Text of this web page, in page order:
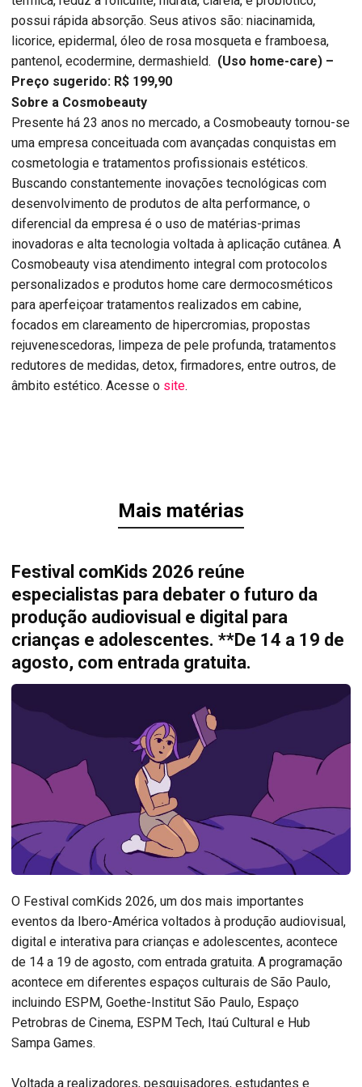
possui rápida absorção. Seus ativos são: niacinamida,
licorice, epidermal, óleo de rosa mosqueta e framboesa,
pantenol, ecodermine, dermashield. (Uso home-care) –
Preço sugerido: R$ 199,90
Sobre a Cosmobeauty
Presente há 23 anos no mercado, a Cosmobeauty tornou-se
uma empresa conceituada com avançadas conquistas em
cosmetologia e tratamentos profissionais estéticos.
Buscando constantemente inovações tecnológicas com
desenvolvimento de produtos de alta performance, o
diferencial da empresa é o uso de matérias-primas
inovadoras e alta tecnologia voltada à aplicação cutânea. A
Cosmobeauty visa atendimento integral com protocolos
personalizados e produtos home care dermocosméticos
para aperfeiçoar tratamentos realizados em cabine,
focados em clareamento de hipercromias, propostas
rejuvenescedoras, limpeza de pele profunda, tratamentos
redutores de medidas, detox, firmadores, entre outros, de
âmbito estético. Acesse o site.
Mais matérias
Festival comKids 2026 reúne
especialistas para debater o futuro da
produção audiovisual e digital para
crianças e adolescentes. **De 14 a 19 de
agosto, com entrada gratuita.
O Festival comKids 2026, um dos mais importantes
eventos da Ibero-América voltados à produção audiovisual,
digital e interativa para crianças e adolescentes, acontece
de 14 a 19 de agosto, com entrada gratuita. A programação
acontece em diferentes espaços culturais de São Paulo,
incluindo ESPM, Goethe-Institut São Paulo, Espaço
Petrobras de Cinema, ESPM Tech, Itaú Cultural e Hub
Sampa Games.
Voltada a realizadores, pesquisadores, estudantes e